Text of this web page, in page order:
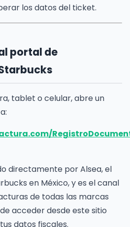
los datos del ticket.
portal de
tablet o celular, abre un
directamente por Alsea, el
en México, y es el canal
de todas las marcas
acceder desde este sitio
datos fiscales.